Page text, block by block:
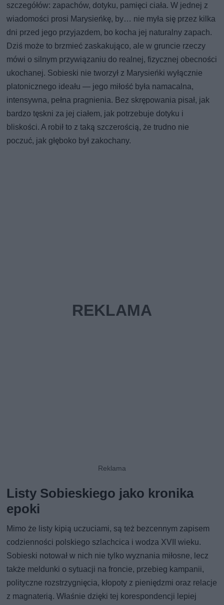
szczegółów: zapachów, dotyku, pamięci ciała. W jednej z
wiadomości prosi Marysieńkę, by… nie myła się przez kilka
dni przed jego przyjazdem, bo kocha jej naturalny zapach.
Dziś może to brzmieć zaskakująco, ale w gruncie rzeczy
mówi o silnym przywiązaniu do realnej, fizycznej obecności
ukochanej. Sobieski nie tworzył z Marysieńki wyłącznie
platonicznego ideału — jego miłość była namacalna,
intensywna, pełna pragnienia. Bez skrępowania pisał, jak
bardzo tęskni za jej ciałem, jak potrzebuje dotyku i
bliskości. A robił to z taką szczerością, że trudno nie
poczuć, jak głęboko był zakochany.
Listy Sobieskiego jako kronika
epoki
Mimo że listy kipią uczuciami, są też bezcennym zapisem
codzienności polskiego szlachcica i wodza XVII wieku.
Sobieski notował w nich nie tylko wyznania miłosne, lecz
także meldunki o sytuacji na froncie, przebieg kampanii,
polityczne rozstrzygnięcia, kłopoty z pieniędzmi oraz relacje
z magnaterią. Właśnie dzięki tej korespondencji lepiej